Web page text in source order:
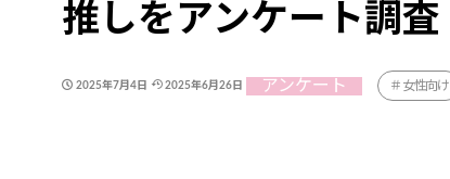
推しをアンケート調査
2025年7月4日 2025年6月26日 アンケート 女性向け